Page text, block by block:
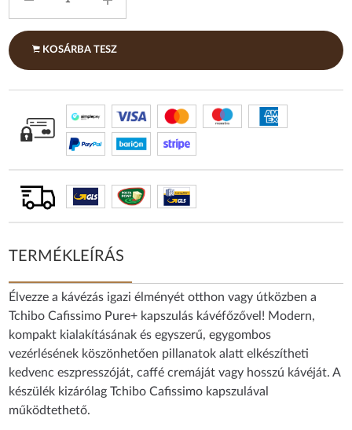
KOSÁRBA TESZ
TERMÉKLEÍRÁS
Élvezze a kávézás igazi élményét otthon vagy útközben a
Tchibo Cafissimo Pure+ kapszulás kávéfőzővel! Modern,
kompakt kialakításának és egyszerű, egygombos
vezérlésének köszönhetően pillanatok alatt elkészítheti
kedvenc eszpresszóját, caffé cremáját vagy hosszú kávéját. A
készülék kizárólag Tchibo Cafissimo kapszulával
működtethető.